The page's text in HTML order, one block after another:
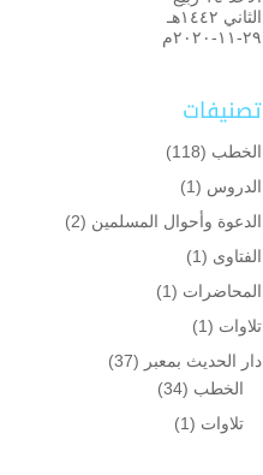
الثاني ۱٤٤۲هـ
۲۹-۱۱-۲۰۲۰م
تصنيفات
الخطب (118)
الدروس (1)
الدعوة وأحوال المسلمين (2)
الفتاوى (1)
المحاضرات (1)
تلاوات (1)
دار الحديث بمعبر (37)
الخطب (34)
تلاوات (1)